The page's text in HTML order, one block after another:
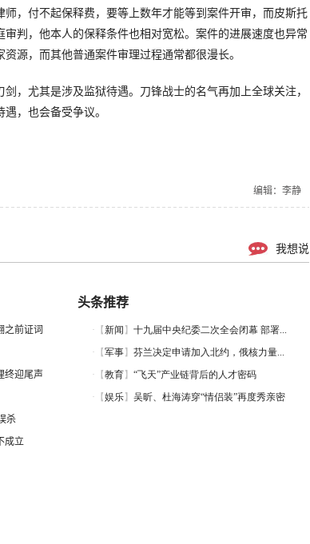
，付不起保释费，要等上数年才能等到案件开审，而皮斯托
判，他本人的保释条件也相对宽松。案件的进展速度也异常
源，而其他普通案件审理过程通常都很漫长。
尤其是涉及监狱待遇。刀锋战士的名气再加上全球关注，
，也会备受争议。
编辑：李静
我想说
之前证词
终迎尾声
杀
成立
头条推荐